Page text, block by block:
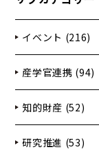
イベント (216)
産学官連携 (94)
知的財産 (52)
研究推進 (53)